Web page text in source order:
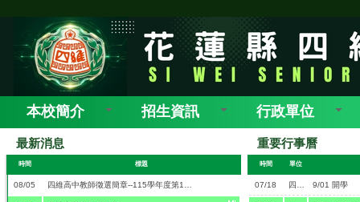
本校簡介 招生資訊 行政單位
最新消息
時間 標題
08/05
重要行事曆
時間 單位
07/18 9/01 開學